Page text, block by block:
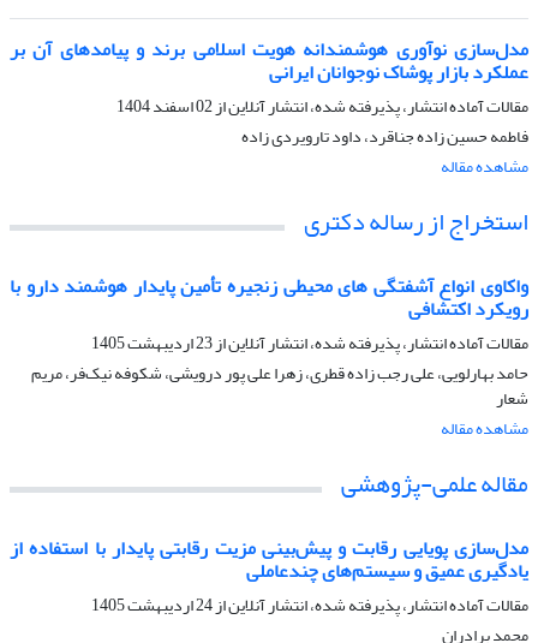
مدل‌سازی نوآوری هوشمندانه هویت اسلامی برند و پیامدهای آن بر
عملکرد بازار پوشاک نوجوانان ایرانی
مقالات آماده انتشار، پذیرفته شده، انتشار آنلاین از02 اسفند 1404
فاطمه حسین زاده جناقرد، داود تارویردی زاده
مشاهده مقاله
استخراج از رساله دکتری
واکاوی انواع آشفتگی های محیطی زنجیره تأمین پایدار هوشمند دارو با
رویکرد اکتشافی
مقالات آماده انتشار، پذیرفته شده، انتشار آنلاین از23 اردیبهشت 1405
حامد بهارلویی، علی رجب زاده قطری، زهرا علی پور درویشی، شکوفه نیک‌فر، مریم
شعار
مشاهده مقاله
مقاله علمی-پژوهشی
مدل‌سازی پویایی رقابت و پیش‌بینی مزیت رقابتی پایدار با استفاده از
یادگیری عمیق و سیستم‌های چندعاملی
مقالات آماده انتشار، پذیرفته شده، انتشار آنلاین از24 اردیبهشت 1405
محمد برادران